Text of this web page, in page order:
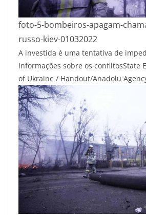
foto-5-bombeiros-apagam-
russo-kiev-01032022
A investida é uma tentativa de
informações sobre os conflitosState
of Ukraine / Handout/Anadolu